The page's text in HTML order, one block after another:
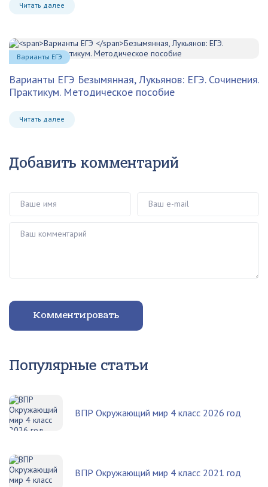
Читать далее
Варианты ЕГЭ Безымянная, Лукьянов: ЕГЭ. Сочинения.
Практикум. Методическое пособие
Читать далее
Варианты ЕГЭ
Добавить комментарий
Комментировать
Популярные статьи
ВПР Окружающий мир 4 класс 2026 год
ВПР Окружающий мир 4 класс 2021 год